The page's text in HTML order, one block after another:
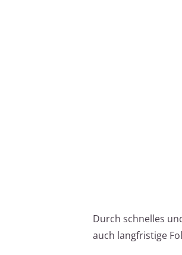
Durch schnelles
auch langfristige